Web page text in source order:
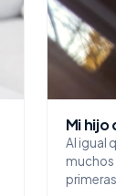
Mi hijo
Al igual